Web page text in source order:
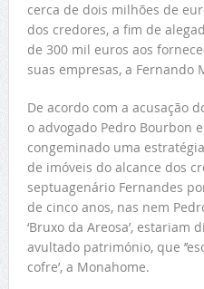
cerca de dois milhões de
dos credores, a fim de
de 300 mil euros aos
suas empresas, a Fernando
De acordo com a acusação
o advogado Pedro Bourbon
congeminado uma
de imóveis do alcance dos
septuagenário Fernandes
de cinco anos, nas nem
‘Bruxo da Areosa’, estariam
avultado património, que
cofre’, a Monahome.